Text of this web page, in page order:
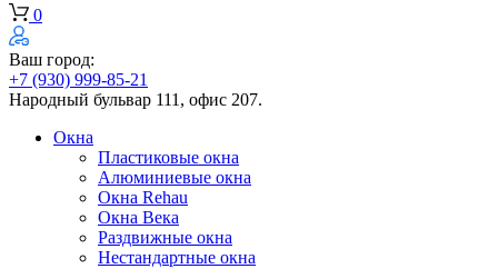
0
Ваш город:
+7 (930) 999-85-21
Народный бульвар 111, офис 207.
Окна
Пластиковые окна
Алюминиевые окна
Окна Rehau
Окна Века
Раздвижные окна
Нестандартные окна